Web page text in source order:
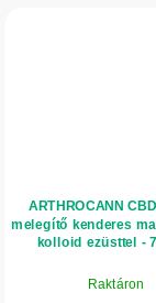
ARTHROCANN
melegítő kenderes
kolloid ezüsttel -
Raktáron